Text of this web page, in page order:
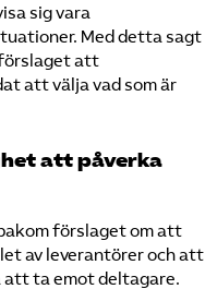
sig vara
Med detta sagt
att
att välja vad som är
att påverka
förslaget om att
av leverantörer och att
att ta emot deltagare.